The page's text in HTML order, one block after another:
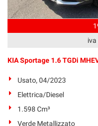
KIA Sportage 1.6 TGDi
Usato, 04/2023
Elettrica/Diesel
1.598 Cm³
Verde Metallizzato